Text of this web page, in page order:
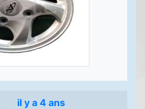
il y a 4 ans